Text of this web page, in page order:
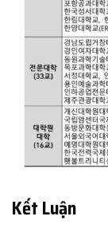
Kết Luận